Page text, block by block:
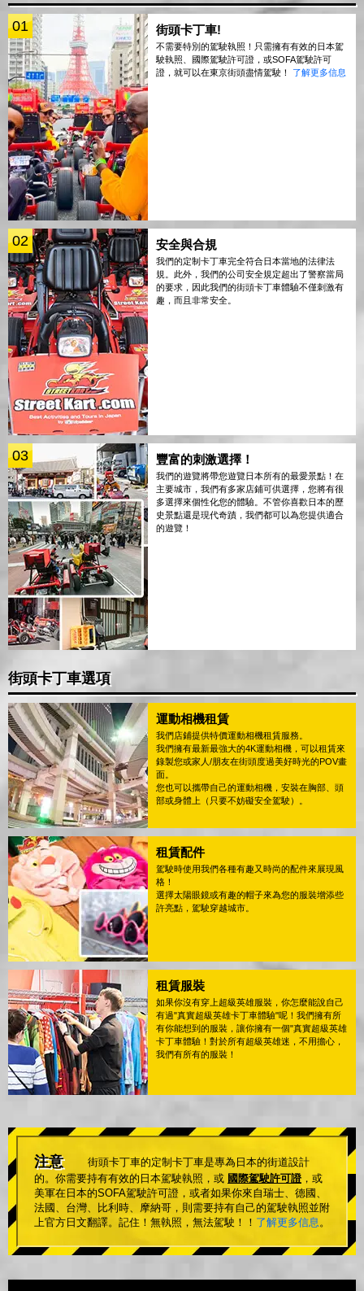
01 街頭卡丁車!
不需要特別的駕駛執照！只需擁有有效的日本駕
駛執照、國際駕駛許可證，或SOFA駕駛許可
證，就可以在東京街頭盡情駕駛！ 了解更多信息
02 安全與合規
我們的定制卡丁車完全符合日本當地的法律法
規。此外，我們的公司安全規定超出了警察當局
的要求，因此我們的街頭卡丁車體驗不僅刺激有
趣，而且非常安全。
03 豐富的刺激選擇！
我們的遊覽將帶您遊覽日本所有的最愛景點！在
主要城市，我們有多家店鋪可供選擇，您將有很
多選擇來個性化您的體驗。不管你喜歡日本的歷
史景點還是現代奇蹟，我們都可以為您提供適合
的遊覽！
街頭卡丁車選項
運動相機租賃
我們店鋪提供特價運動相機租賃服務。
我們擁有最新最強大的4K運動相機，可以租賃來
錄製您或家人/朋友在街頭度過美好時光的POV畫
面。
您也可以攜帶自己的運動相機，安裝在胸部、頭
部或身體上（只要不妨礙安全駕駛）。
租賃配件
駕駛時使用我們各種有趣又時尚的配件來展現風
格！
選擇太陽眼鏡或有趣的帽子來為您的服裝增添些
許亮點，駕駛穿越城市。
租賃服裝
如果你沒有穿上超級英雄服裝，你怎麼能說自己
有過"真實超級英雄卡丁車體驗"呢！我們擁有所
有你能想到的服裝，讓你擁有一個"真實超級英雄
卡丁車體驗！對於所有超級英雄迷，不用擔心，
我們有所有的服裝！
注意
街頭卡丁車的定制卡丁車是專為日本的街道設計
的。你需要持有有效的日本駕駛執照，或 國際駕駛許可證，或
美軍在日本的SOFA駕駛許可證，或者如果你來自瑞士、德國、
法國、台灣、比利時、摩納哥，則需要持有自己的駕駛執照並附
上官方日文翻譯。記住！無執照，無法駕駛！！ 了解更多信息。